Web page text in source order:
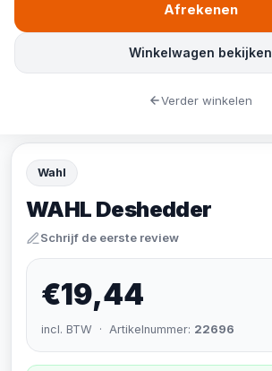
Wahl
WAHL Deshedder
Schrijf de eerste review
€19,44
incl. BTW · Artikelnummer: 22696
Winkelwagen bekijken
Afrekenen
Verder winkelen